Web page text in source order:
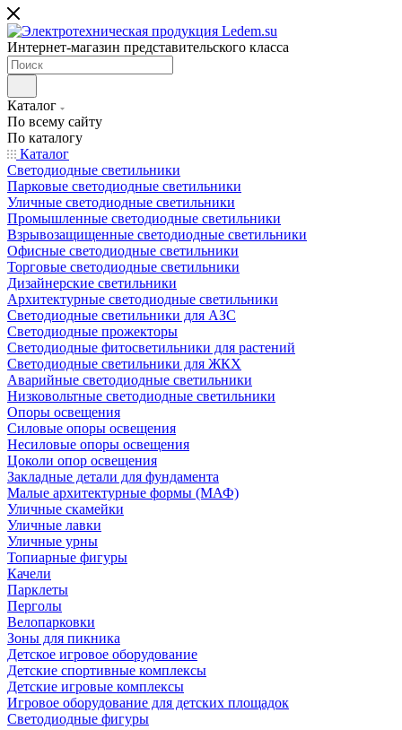
Интернет-магазин представительского класса
Каталог
По всему сайту
По каталогу
Каталог
Светодиодные светильники
Парковые светодиодные светильники
Уличные светодиодные светильники
Промышленные светодиодные светильники
Взрывозащищенные светодиодные светильники
Офисные светодиодные светильники
Торговые светодиодные светильники
Дизайнерские светильники
Архитектурные светодиодные светильники
Светодиодные светильники для АЗС
Светодиодные прожекторы
Светодиодные фитосветильники для растений
Светодиодные светильники для ЖКХ
Аварийные светодиодные светильники
Низковольтные светодиодные светильники
Опоры освещения
Силовые опоры освещения
Несиловые опоры освещения
Цоколи опор освещения
Закладные детали для фундамента
Малые архитектурные формы (МАФ)
Уличные скамейки
Уличные лавки
Уличные урны
Топиарные фигуры
Качели
Парклеты
Перголы
Велопарковки
Зоны для пикника
Детское игровое оборудование
Детские спортивные комплексы
Детские игровые комплексы
Игровое оборудование для детских площадок
Светодиодные фигуры